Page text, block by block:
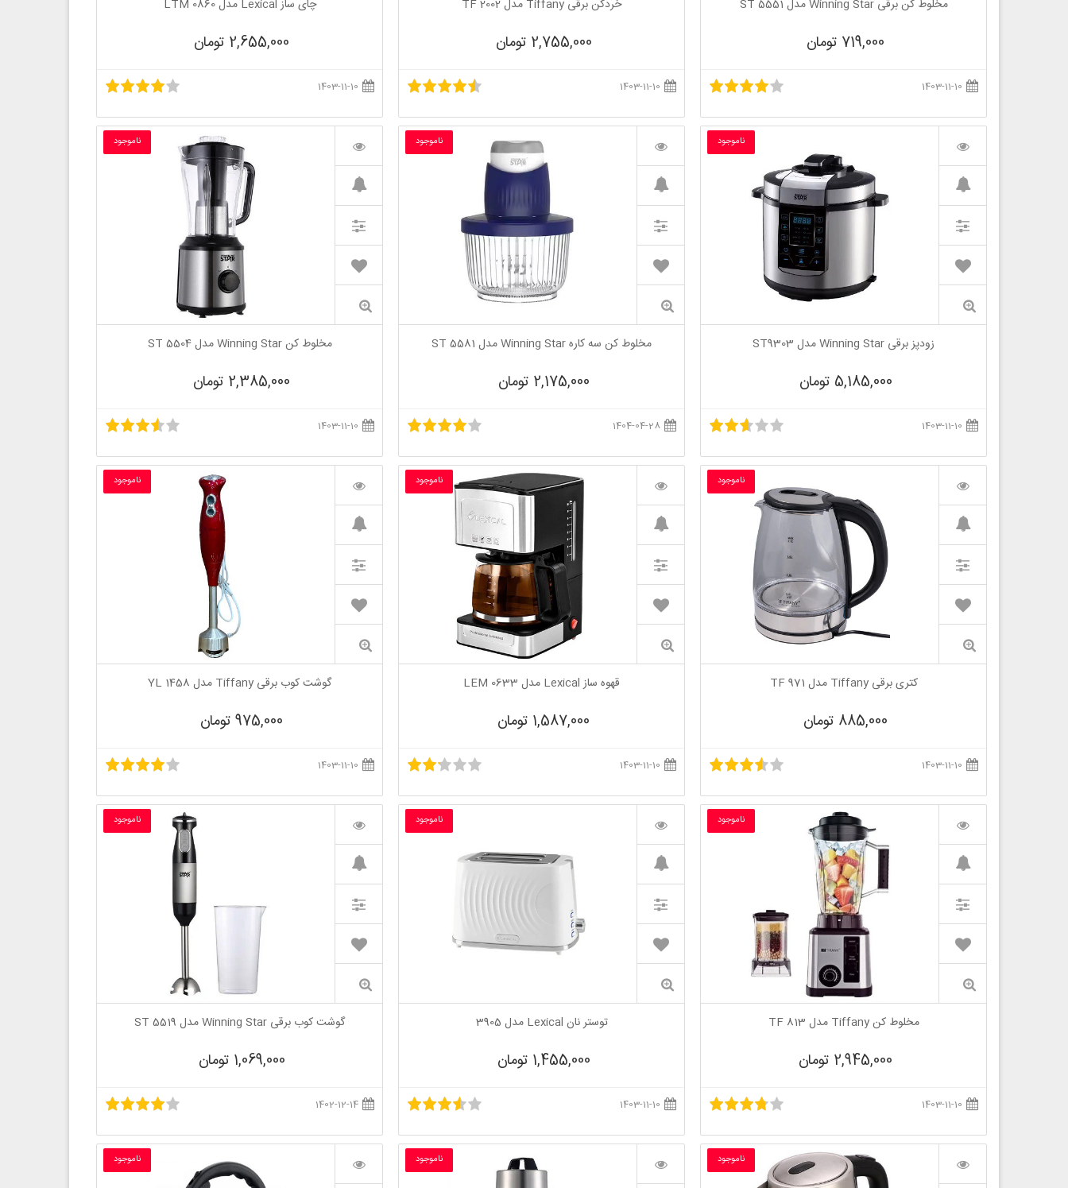
مخلوط کن برقی Winning Star مدل ST 5551
719,000 تومان
خردکن برقی Tiffany مدل TF 2002
2,755,000 تومان
چای ساز Lexical مدل LTM 0860
2,655,000 تومان
ناموجود
زودپز برقی Winning Star مدل ST9303
5,185,000 تومان
ناموجود
مخلوط کن سه کاره Winning Star مدل ST 5581
2,175,000 تومان
ناموجود
مخلوط کن Winning Star مدل ST 5504
2,385,000 تومان
ناموجود
کتری برقی Tiffany مدل TF 971
885,000 تومان
ناموجود
قهوه ساز Lexical مدل LEM 0633
1,587,000 تومان
ناموجود
گوشت کوب برقی Tiffany مدل YL 1458
975,000 تومان
ناموجود
مخلوط کن Tiffany مدل TF 813
2,945,000 تومان
ناموجود
توستر نان Lexical مدل 3905
1,455,000 تومان
ناموجود
گوشت کوب برقی Winning Star مدل ST 5519
1,069,000 تومان
ناموجود ناموجود ناموجود